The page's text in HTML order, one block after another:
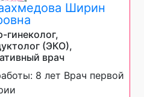
Ширин
гинеколог,
(ЭКО),
врач
8 лет Врач первой